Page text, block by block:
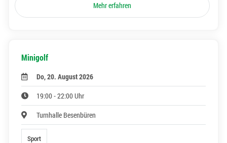
Mehr erfahren
Minigolf
Do, 20. August 2026
19:00 - 22:00 Uhr
Turnhalle Besenbüren
Sport